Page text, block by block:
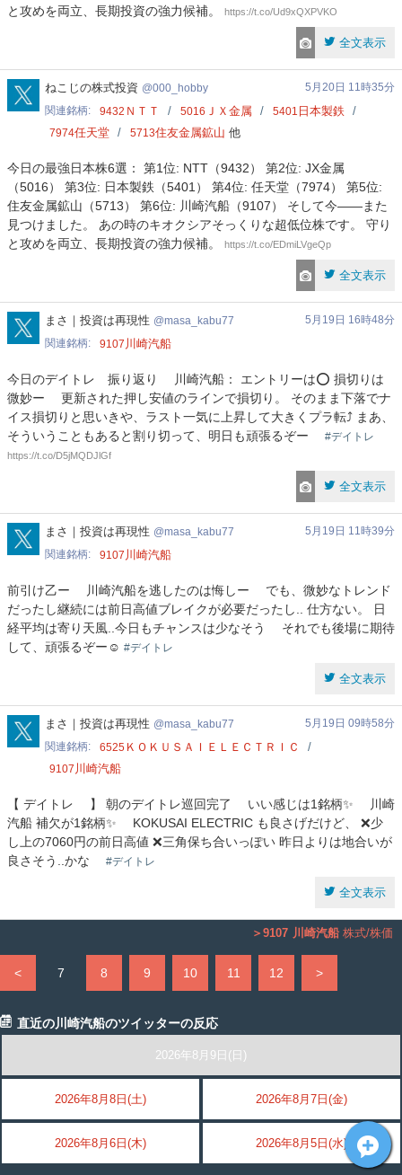
と攻めを両立、長期投資の強力候補。
https://t.co/Ud9xQXPVKO
全文表示
000_hobby
ねこじの株式投資 000_hobby
5月20日 11時35分
関連銘柄
9432 ＮＴＴ 5016 ＪＸ金属 5401 日本製鉄
7974任天堂 5713住友金属鉱山 他
今日の最強日本株6選： 第1位: NTT（9432） 第2位: JX金属
（5016） 第3位: 日本製鉄（5401） 第4位: 任天堂（7974） 第5位:
住友金属鉱山（5713） 第6位: 川崎汽船（9107） そして今——また
見つけました。 あの時のキオクシアそっくりな超低位株です。 守り
と攻めを両立、長期投資の強力候補。
https://t.co/EDmiLVgeQp
全文表示
masa_kabu77
まさ｜投資は再現性 masa_kabu77
5月19日 16時48分
関連銘柄
9107 川崎汽船
今日のデイトレ 振り返り 川崎汽船： エントリーは⭕ 損切りは
微妙ー 更新された押し安値のラインで損切り。 そのまま下落でナ
イス損切りと思いきや、ラスト一気に上昇して大きくプラ転⤴️ まあ、
そういうこともあると割り切って、明日も頑張るぞー #デイトレ
https://t.co/D5jMQDJlGf
全文表示
masa_kabu77
まさ｜投資は再現性 masa_kabu77
5月19日 11時39分
関連銘柄
9107 川崎汽船
前引け乙ー 川崎汽船を逃したのは悔しー でも、微妙なトレンド
だったし継続には前日高値ブレイクが必要だったし.. 仕方ない。 日
経平均は寄り天風..今日もチャンスは少なそう それでも後場に期待
して、頑張るぞー☺️ #デイトレ
全文表示
masa_kabu77
まさ｜投資は再現性 masa_kabu77
5月19日 09時58分
関連銘柄
6525 ＫＯＫＵＳＡＩＥＬＥＣＴＲＩＣ
9107 川崎汽船
【 デイトレ 】 朝のデイトレ巡回完了 いい感じは1銘柄✨ 川崎
汽船 補欠が1銘柄✨ KOKUSAI ELECTRIC も良さげだけど、 ❌少
し上の7060円の前日高値 ❌三角保ち合いっぽい 昨日よりは地合いが
良さそう..かな #デイトレ
全文表示
9107 川崎汽船 株式/株価
< 7 8 9 10 11 12 >
直近の川崎汽船のツイッターの反応
2026年8月9日(日)
2026年8月8日(土) 2026年8月7日(金)
2026年8月6日(木) 2026年8月5日(水)